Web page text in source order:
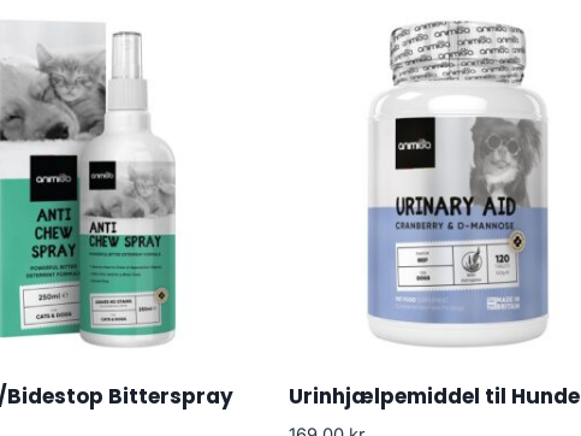
Bitterspray Urinhjælpemiddel til Hunde